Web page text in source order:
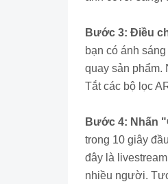
Bước 3: Điều
bạn có ánh
quay sản phẩm.
Tắt các bộ lọc
Bước 4: Nhấn
trong 10 giây
đây là
nhiều người.